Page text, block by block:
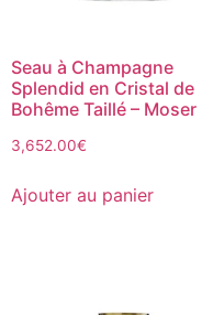
Seau à Champagne
Splendid en Cristal de
Bohême Taillé – Moser
3,652.00€
Ajouter au panier